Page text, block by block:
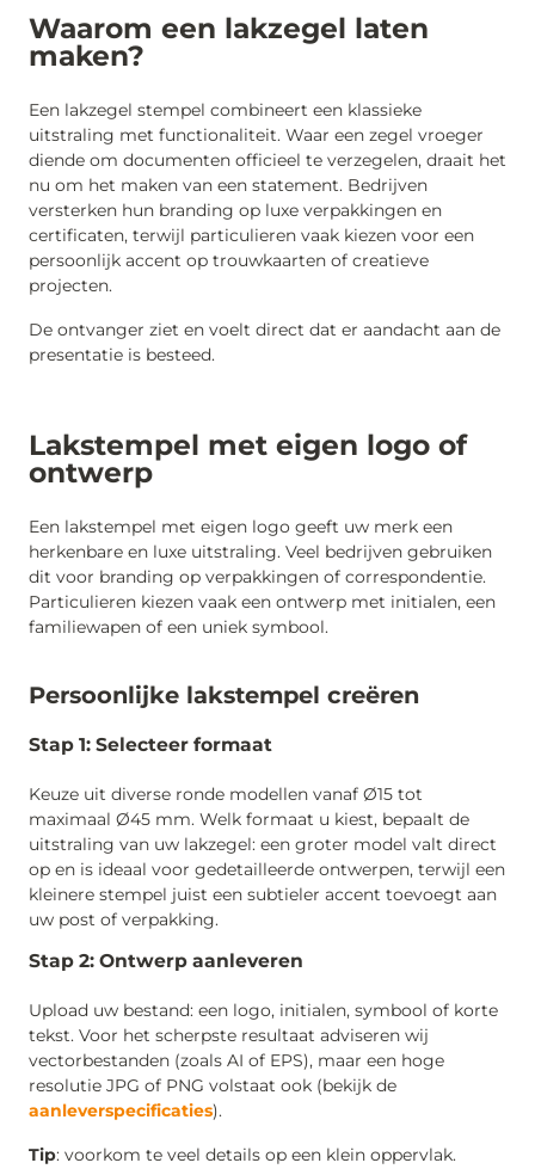
Waarom een lakzegel laten
maken?
Een lakzegel stempel combineert een klassieke
uitstraling met functionaliteit. Waar een zegel vroeger
diende om documenten officieel te verzegelen, draait het
nu om het maken van een statement. Bedrijven
versterken hun branding op luxe verpakkingen en
certificaten, terwijl particulieren vaak kiezen voor een
persoonlijk accent op trouwkaarten of creatieve
projecten.
De ontvanger ziet en voelt direct dat er aandacht aan de
presentatie is besteed.
Lakstempel met eigen logo of
ontwerp
Een lakstempel met eigen logo geeft uw merk een
herkenbare en luxe uitstraling. Veel bedrijven gebruiken
dit voor branding op verpakkingen of correspondentie.
Particulieren kiezen vaak een ontwerp met initialen, een
familiewapen of een uniek symbool.
Persoonlijke lakstempel creëren
Stap 1: Selecteer formaat
Keuze uit diverse ronde modellen vanaf Ø15 tot
maximaal Ø45 mm. Welk formaat u kiest, bepaalt de
uitstraling van uw lakzegel: een groter model valt direct
op en is ideaal voor gedetailleerde ontwerpen, terwijl een
kleinere stempel juist een subtieler accent toevoegt aan
uw post of verpakking.
Stap 2: Ontwerp aanleveren
Upload uw bestand: een logo, initialen, symbool of korte
tekst. Voor het scherpste resultaat adviseren wij
vectorbestanden (zoals AI of EPS), maar een hoge
resolutie JPG of PNG volstaat ook (bekijk de
aanleverspecificaties).
Tip: voorkom te veel details op een klein oppervlak.